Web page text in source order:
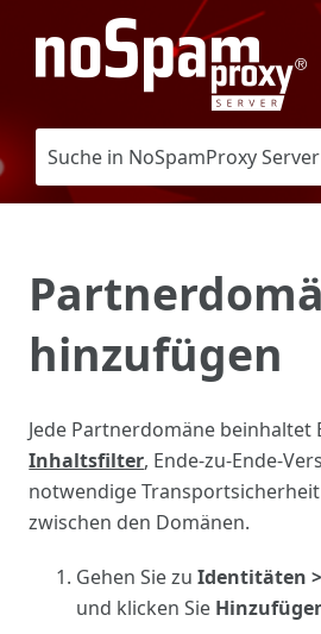
Zu Hauptinhalt
hinzufügen
Jede Partnerdomäne
Inhaltsfilter, Ende-zu-Ende-
notwendige
zwischen den Domänen.
Gehen Sie zuIdentitäten
und klicken Sie